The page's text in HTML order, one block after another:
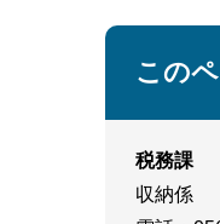
この
税務課
収納係